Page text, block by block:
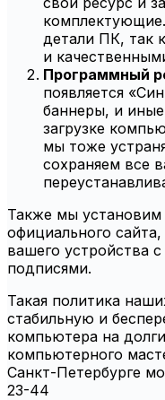
детали ПК, так
и
Программный
появляется
баннеры, и
загрузке
мы тоже
сохраняем все
Также мы
официального
вашего устройства
подписями.
Такая политика
стабильную и
компьютера на
компьютерного
Санкт-Петербурге
23-44